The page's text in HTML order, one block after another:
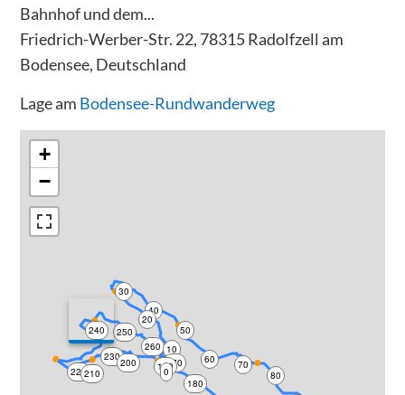
Bahnhof und dem...
Friedrich-Werber-Str. 22, 78315 Radolfzell am
Bodensee, Deutschland
Lage am Bodensee-Rundwanderweg
0
10
20
30
40
50
60
70
80
180
190
200
210
220
230
240
250
260
270
+
−